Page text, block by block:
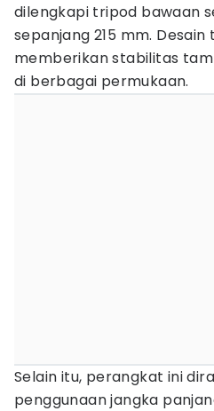
dilengkapi tripod bawaan
sepanjang 215 mm.
memberikan stabilitas
di berbagai permukaan.
Selain itu, perangkat ini
penggunaan jangka